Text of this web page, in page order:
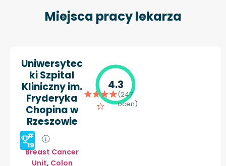
Miejsca pracy lekarza
Uniwersytec
ki Szpital
Kliniczny im.
Fryderyka
Chopina w
Rzeszowie
#
19
Breast Cancer
Unit, Colon
4.3
(247
ocen)